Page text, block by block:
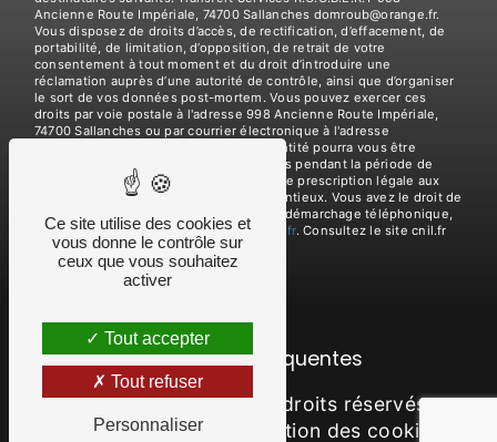
Ancienne Route Impériale, 74700 Sallanches domroub@orange.fr.
Vous disposez de droits d’accès, de rectification, d’effacement, de
portabilité, de limitation, d’opposition, de retrait de votre
consentement à tout moment et du droit d’introduire une
réclamation auprès d’une autorité de contrôle, ainsi que d’organiser
le sort de vos données post-mortem. Vous pouvez exercer ces
droits par voie postale à l'adresse 998 Ancienne Route Impériale,
74700 Sallanches ou par courrier électronique à l'adresse
domroub@orange.fr. Un justificatif d'identité pourra vous être
demandé. Nous conservons vos données pendant la période de
prise de contact puis pendant la durée de prescription légale aux
fins probatoires et de gestion des contentieux. Vous avez le droit de
vous inscrire sur la liste d'opposition au démarchage téléphonique,
disponible à cette adresse: Bloctel.gouv.fr. Consultez le site cnil.fr
pour plus d’informations sur vos droits.
Recherches fréquentes
©Vistalid- 2026 - Tous droits réservés -
Mentions légales
Gestion des cookies
Ce site utilise des cookies et
vous donne le contrôle sur
ceux que vous souhaitez
activer
Tout accepter
Tout refuser
Personnaliser